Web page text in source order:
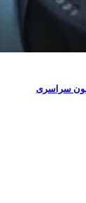
سراسری